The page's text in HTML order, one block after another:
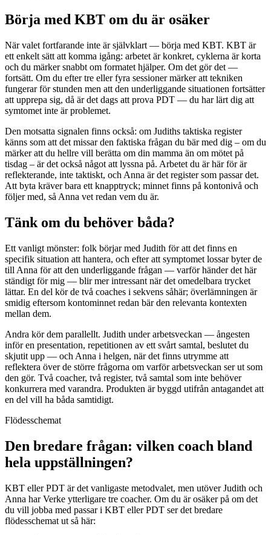
Börja med KBT om du är osäker
När valet fortfarande inte är självklart — börja med KBT. KBT är
ett enkelt sätt att komma igång: arbetet är konkret, cyklerna är korta
och du märker snabbt om formatet hjälper. Om det gör det —
fortsätt. Om du efter tre eller fyra sessioner märker att tekniken
fungerar för stunden men att den underliggande situationen fortsätter
att upprepa sig, då är det dags att prova PDT — du har lärt dig att
symtomet inte är problemet.
Den motsatta signalen finns också: om Judiths taktiska register
känns som att det missar den faktiska frågan du bär med dig – om du
märker att du hellre vill berätta om din mamma än om mötet på
tisdag – är det också något att lyssna på. Arbetet du är här för är
reflekterande, inte taktiskt, och Anna är det register som passar det.
Att byta kräver bara ett knapptryck; minnet finns på kontonivå och
följer med, så Anna vet redan vem du är.
Tänk om du behöver båda?
Ett vanligt mönster: folk börjar med Judith för att det finns en
specifik situation att hantera, och efter att symptomet lossar byter de
till Anna för att den underliggande frågan — varför händer det här
ständigt för mig — blir mer intressant när det omedelbara trycket
lättar. En del kör de två coaches i sekvens såhär; överlämningen är
smidig eftersom kontominnet redan bär den relevanta kontexten
mellan dem.
Andra kör dem parallellt. Judith under arbetsveckan — ångesten
inför en presentation, repetitionen av ett svårt samtal, beslutet du
skjutit upp — och Anna i helgen, när det finns utrymme att
reflektera över de större frågorna om varför arbetsveckan ser ut som
den gör. Två coacher, två register, två samtal som inte behöver
konkurrera med varandra. Produkten är byggd utifrån antagandet att
en del vill ha båda samtidigt.
Flödesschemat
Den bredare frågan: vilken coach bland
hela uppställningen?
KBT eller PDT är det vanligaste metodvalet, men utöver Judith och
Anna har Verke ytterligare tre coacher. Om du är osäker på om det
du vill jobba med passar i KBT eller PDT ser det bredare
flödesschemat ut så här: